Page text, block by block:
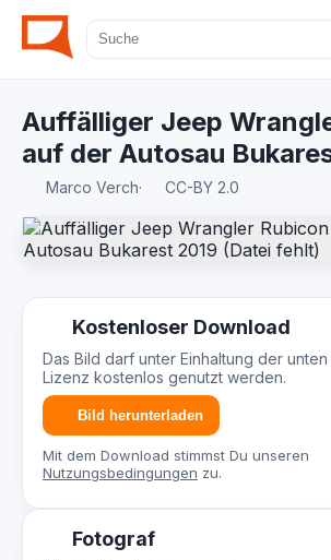
Auffälliger Jeep
auf der Autosau
Marco Verch· CC-BY 2.0
Kostenloser Download
Das Bild darf unter Einhaltung der
Lizenz kostenlos genutzt werden.
Bild herunterladen
Mit dem Download stimmst Du unseren
Nutzungsbedingungen zu.
Fotograf